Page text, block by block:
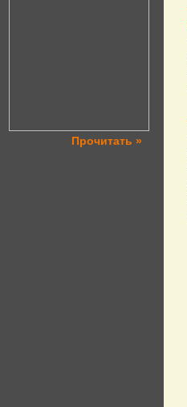
Прочитать »